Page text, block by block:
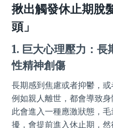
揪出觸發休止期脫
頭」
1. 巨大心理壓力：
性精神創傷
長期感到焦慮或者抑鬱，
例如親人離世，都會導致
此會進入一種應激狀態，
擾，會提前進入休止期，然